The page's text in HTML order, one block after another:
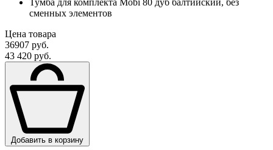
Тумба для комплекта Mobi 80 дуб балтийский, без
сменных элементов
Цена товара
36907 руб.
43 420 руб.
Добавить в корзину